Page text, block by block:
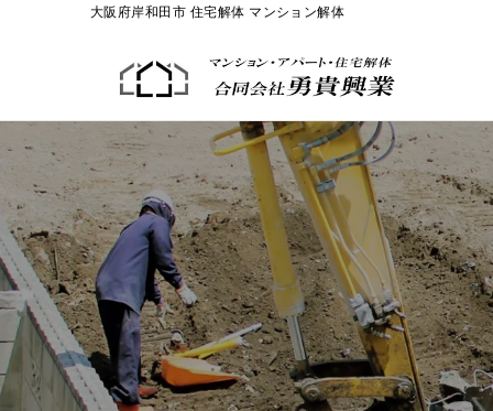
大阪府岸和田市 住宅解体 マンション解体